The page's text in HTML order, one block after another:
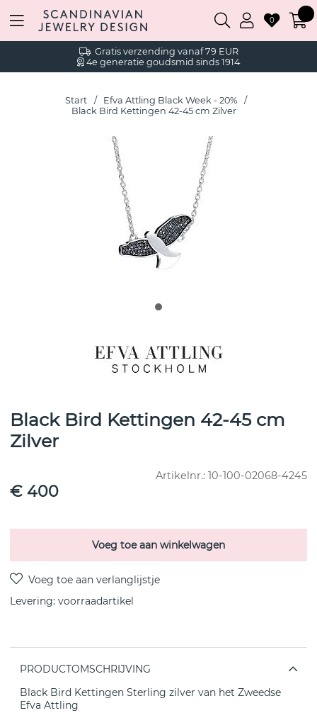
Gratis verzending vanaf 79 EUR
4e generatie goudsmid sinds 1914
0
Start
Efva Attling Black Week - 20%
Black Bird Kettingen 42-45 cm Zilver
Black Bird Kettingen 42-45 cm
Zilver
Artikelnr.: 10-100-02068-4245
€ 400
Voeg toe aan winkelwagen
Levering: voorraadartikel
PRODUCTOMSCHRIJVING
Black Bird Kettingen Sterling zilver van het Zweedse
Efva Attling